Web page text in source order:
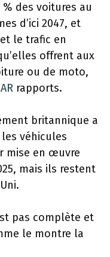
des voitures au
d’ici 2047, et
le trafic en
offrent aux
ou de moto,
rapports.
britannique a
véhicules
mise en œuvre
mais ils restent
pas complète et
le montre la